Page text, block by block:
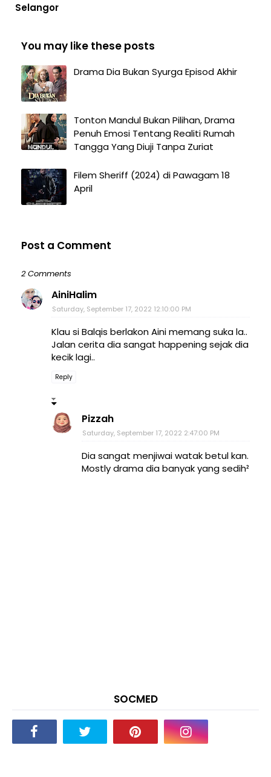
Selangor
You may like these posts
Drama Dia Bukan Syurga Episod Akhir
Tonton Mandul Bukan Pilihan, Drama
Penuh Emosi Tentang Realiti Rumah
Tangga Yang Diuji Tanpa Zuriat
Filem Sheriff (2024) di Pawagam 18
April
Post a Comment
2 Comments
AiniHalim
Saturday, September 17, 2022 12:10:00 PM
Klau si Balqis berlakon Aini memang suka la..
Jalan cerita dia sangat happening sejak dia
kecik lagi..
Reply
Pizzah
Saturday, September 17, 2022 2:47:00 PM
Dia sangat menjiwai watak betul kan.
Mostly drama dia banyak yang sedih²
SOCMED